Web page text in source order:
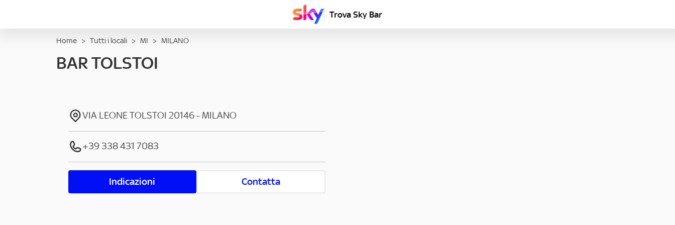
Trova Sky Bar
Home > Tutti i locali > MI > MILANO
BAR TOLSTOI
VIA LEONE TOLSTOI 20146- MILANO
+39 338 431 7083
Indicazioni Contatta